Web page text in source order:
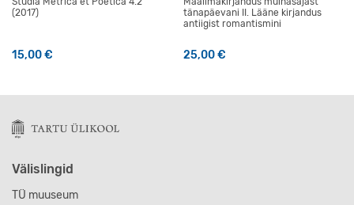
(2017)
15,00€
tänapäevani II. Lääne kirjandus
antiigist romantismini
25,00€
Välislingid
TÜ muuseum